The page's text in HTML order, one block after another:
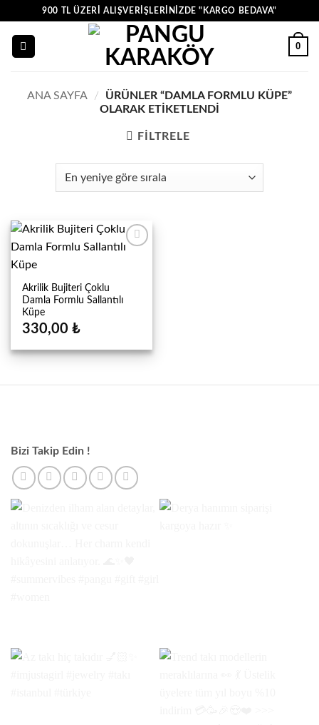
900 TL ÜZERI ALIŞVERIŞLERINIZDE "KARGO BEDAVA"
0
ANA SAYFA /
ÜRÜNLER “DAMLA FORMLU KÜPE”
OLARAK ETIKETLENDI
FILTRELE
Akrilik Bujiteri Çoklu
Damla Formlu Sallantılı
Küpe
330,00₺
Bizi Takip Edin !